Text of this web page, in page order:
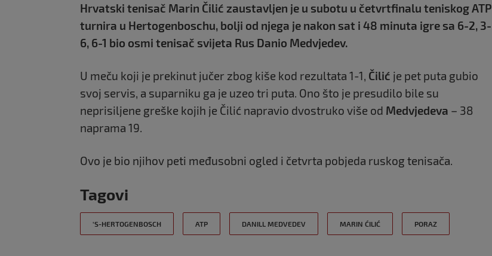
Hrvatski tenisač Marin Čilić zaustavljen je u subotu u četvrtfinalu teniskog ATP
turnira u Hertogenboschu, bolji od njega je nakon sat i 48 minuta igre sa 6-2, 3-
6, 6-1 bio osmi tenisač svijeta Rus Danio Medvjedev.
U meču koji je prekinut jučer zbog kiše kod rezultata 1-1, Čilić je pet puta gubio
svoj servis, a suparniku ga je uzeo tri puta. Ono što je presudilo bile su
neprisiljene greške kojih je Čilić napravio dvostruko više od Medvjedeva – 38
naprama 19.
Ovo je bio njihov peti međusobni ogled i četvrta pobjeda ruskog tenisača.
Tagovi
'S-HERTOGENBOSCH ATP DANILL MEDVEDEV MARIN ĆILIĆ PORAZ